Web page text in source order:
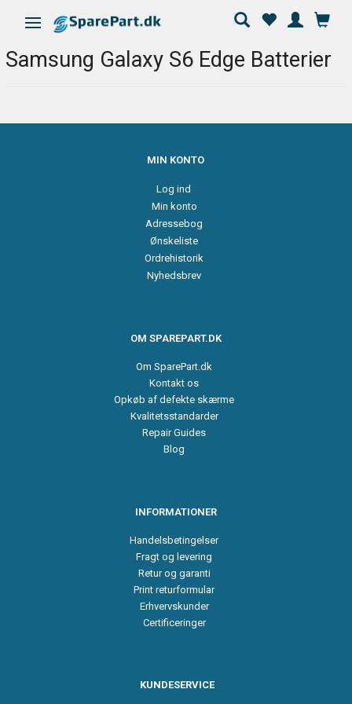
Skifte navigation
Samsung Galaxy S6 Edge Batterier
MIN KONTO
Log ind
Min konto
Adressebog
Ønskeliste
Ordrehistorik
Nyhedsbrev
OM SPAREPART.DK
Om SparePart.dk
Kontakt os
Opkøb af defekte skærme
Kvalitetsstandarder
Repair Guides
Blog
INFORMATIONER
Handelsbetingelser
Fragt og levering
Retur og garanti
Print returformular
Erhvervskunder
Certificeringer
KUNDESERVICE